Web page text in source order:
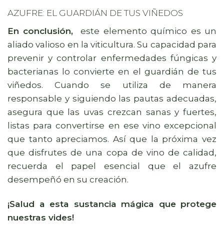
AZUFRE: EL GUARDIÁN DE TUS VIÑEDOS
En conclusión, este elemento químico es un
aliado valioso en la viticultura. Su capacidad para
prevenir y controlar enfermedades fúngicas y
bacterianas lo convierte en el guardián de tus
viñedos. Cuando se utiliza de manera
responsable y siguiendo las pautas adecuadas,
asegura que las uvas crezcan sanas y fuertes,
listas para convertirse en ese vino excepcional
que tanto apreciamos. Así que la próxima vez
que disfrutes de una copa de vino de calidad,
recuerda el papel esencial que el azufre
desempeñó en su creación.
¡Salud a esta sustancia mágica que protege
nuestras vides!